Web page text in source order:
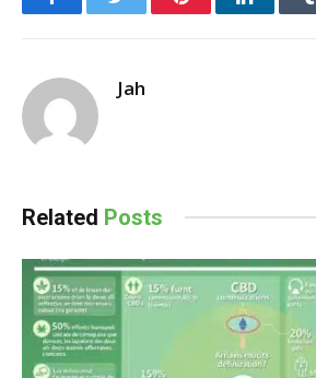
FacebookTwitter PinterestLinkedIn
Jah
Related Posts